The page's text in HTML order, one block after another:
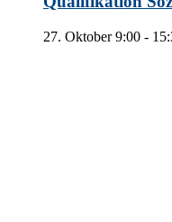
27. Oktober 9:00 -